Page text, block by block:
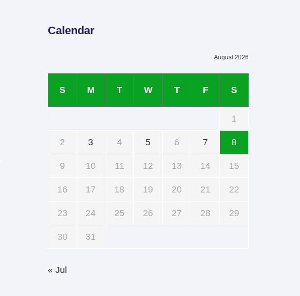
Calendar
August 2026
S M T W T F S
1
2 3 4 5 6 7 8
9 10 11 12 13 14 15
16 17 18 19 20 21 22
23 24 25 26 27 28 29
30 31
« Jul